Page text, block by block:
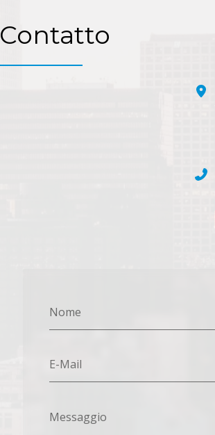
Contatto
Nome
E-Mail
Messaggio